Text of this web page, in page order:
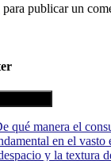
para publicar un
qué manera el
en el vasto
y la textura